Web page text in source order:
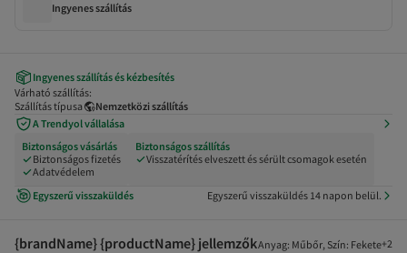
Ingyenes szállítás
Ingyenes szállítás és kézbesítés
Várható szállítás:
Szállítás típusa
Nemzetközi szállítás
A Trendyol vállalása
Biztonságos vásárlás
Biztonságos fizetés
Adatvédelem
Biztonságos szállítás
Visszatérítés elveszett és sérült csomagok esetén
Egyszerű visszaküldés Egyszerű visszaküldés 14 napon belül.
{brandName} {productName} jellemzőkAnyag: Műbőr, Szín: Fekete+2